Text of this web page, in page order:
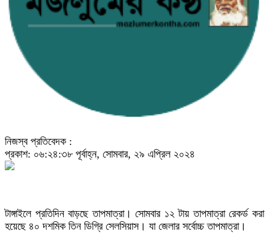
নিজস্ব প্রতিবেদক :
প্রকাশ: ০৬:২৪:৩৮ পূর্বাহ্ন, সোমবার, ২৯ এপ্রিল ২০২৪
টাঙ্গাইলে প্রতিদিন বাড়ছে তাপমাত্রা। সোমবার ১২ টায় তাপমাত্রা রেকর্ড করা
হয়েছে ৪০ দশমিক তিন ডিগ্রি সেলসিয়াস। যা জেলার সর্বোচ্চ তাপমাত্রা।